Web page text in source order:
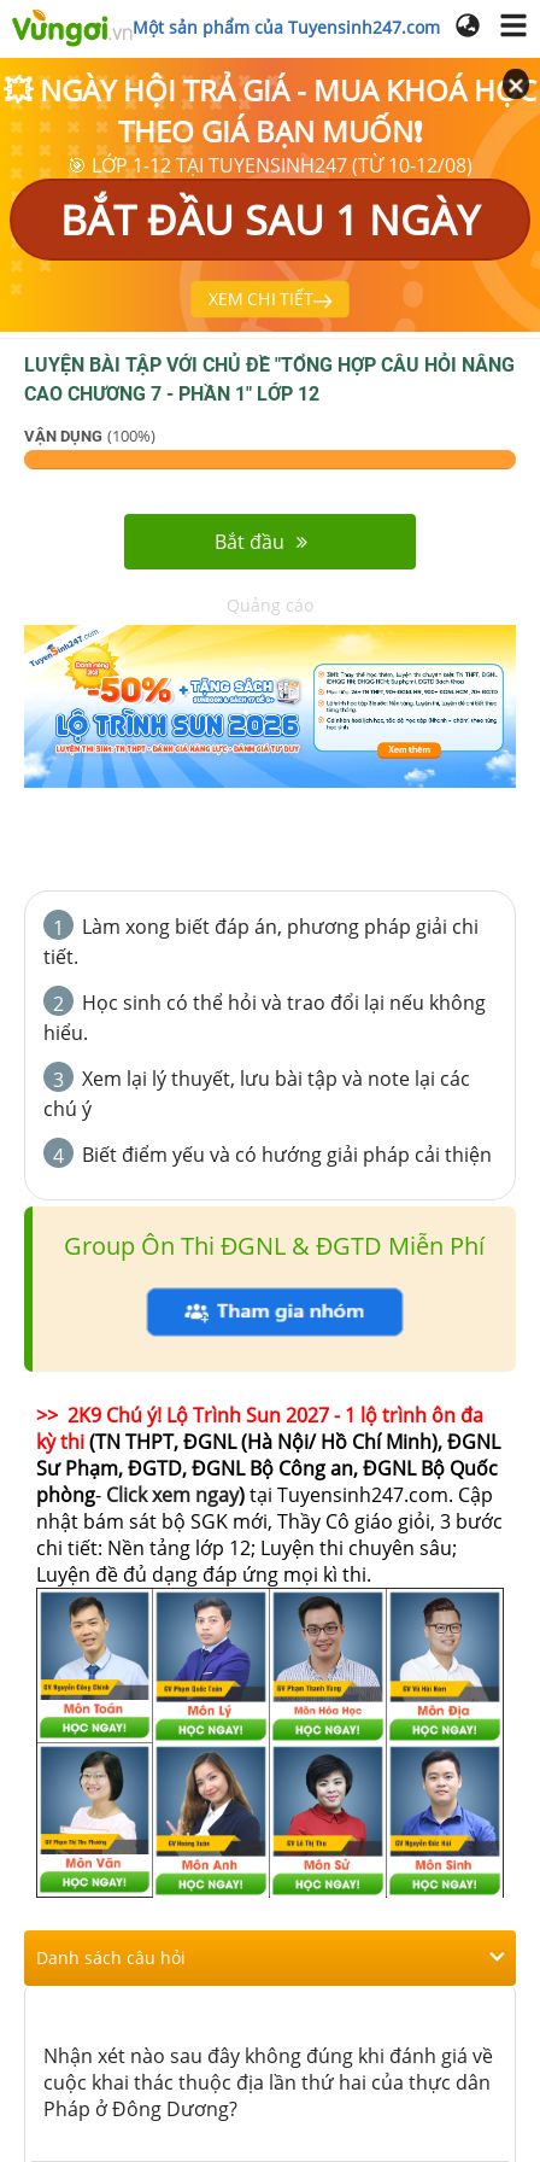
Một sản phẩm của Tuyensinh247.com
💥 NGÀY HỘI TRẢ GIÁ - MUA KHOÁ HỌC
THEO GIÁ BẠN MUỐN❗
🎯 LỚP 1-12 TẠI TUYENSINH247 (TỪ 10-12/08)
BẮT ĐẦU SAU 1 NGÀY
XEM CHI TIẾT
LUYỆN BÀI TẬP VỚI CHỦ ĐỀ "TỔNG HỢP CÂU HỎI NÂNG
CAO CHƯƠNG 7 - PHẦN 1" LỚP 12
VẬN DỤNG (100%)
Bắt đầu
Quảng cáo
1
Làm xong biết đáp án, phương pháp giải chi
tiết.
2
Học sinh có thể hỏi và trao đổi lại nếu không
hiểu.
3
Xem lại lý thuyết, lưu bài tập và note lại các
chú ý
4
Biết điểm yếu và có hướng giải pháp cải thiện
Group Ôn Thi ĐGNL & ĐGTD Miễn Phí
>> 2K9 Chú ý! Lộ Trình Sun 2027 - 1 lộ trình ôn đa
kỳ thi(TN THPT, ĐGNL (Hà Nội/ Hồ Chí Minh), ĐGNL
Sư Phạm, ĐGTD, ĐGNL Bộ Công an, ĐGNL Bộ Quốc
phòng- Click xem ngay)tại Tuyensinh247.com. Cập
nhật bám sát bộ SGK mới, Thầy Cô giáo giỏi, 3 bước
chi tiết: Nền tảng lớp 12; Luyện thi chuyên sâu;
Luyện đề đủ dạng đáp ứng mọi kì thi.
Danh sách câu hỏi
Nhận xét nào sau đây không đúng khi đánh giá về
cuộc khai thác thuộc địa lần thứ hai của thực dân
Pháp ở Đông Dương?